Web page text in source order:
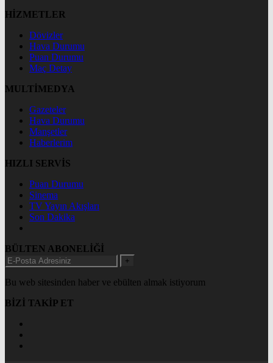
HİZMETLER
Dövizler
Hava Durumu
Puan Durumu
Maç Detay
MULTİMEDYA
Gazeteler
Hava Durumu
Manşetler
Haberlerim
HIZLI SERVİS
Puan Durumu
Sinema
TV Yayın Akışları
Son Dakika
BÜLTEN ABONELİĞİ
+
Bu web sitesinden haber ve ebülten almak istiyorum
BİZİ TAKİP ET